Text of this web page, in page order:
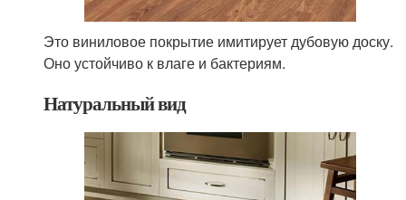
Это виниловое покрытие имитирует дубовую доску.
Оно устойчиво к влаге и бактериям.
Натуральный вид